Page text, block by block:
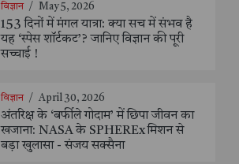
विज्ञान / May 5, 2026
153 दिनों में मंगल यात्रा: क्या सच में संभव है
यह ‘स्पेस शॉर्टकट’? जानिए विज्ञान की पूरी
सच्चाई !
विज्ञान / April 30, 2026
अंतरिक्ष के ‘बर्फीले गोदाम’ में छिपा जीवन का
खजाना: NASA के SPHEREx मिशन से
बड़ा खुलासा - संजय सक्सैना